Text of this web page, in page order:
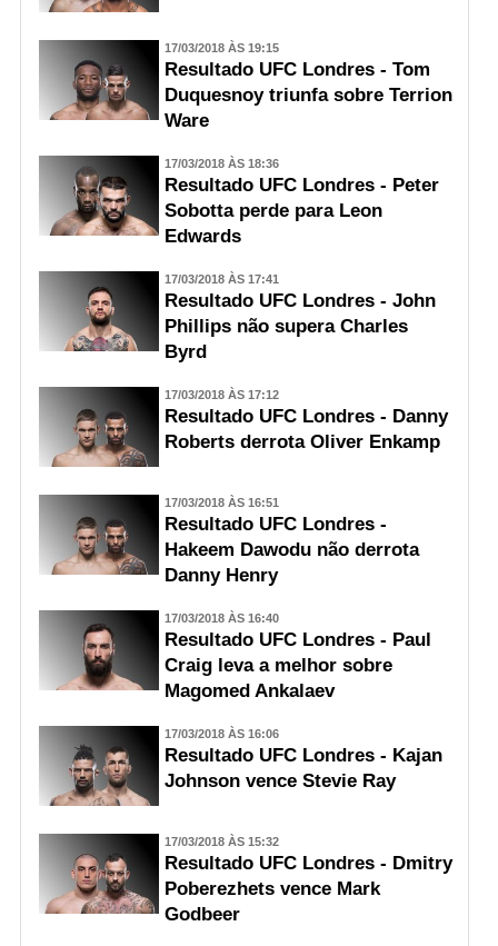
17/03/2018 ÀS 19:15
Resultado UFC Londres - Tom
Duquesnoy triunfa sobre Terrion
Ware
17/03/2018 ÀS 18:36
Resultado UFC Londres - Peter
Sobotta perde para Leon
Edwards
17/03/2018 ÀS 17:41
Resultado UFC Londres - John
Phillips não supera Charles
Byrd
17/03/2018 ÀS 17:12
Resultado UFC Londres - Danny
Roberts derrota Oliver Enkamp
17/03/2018 ÀS 16:51
Resultado UFC Londres -
Hakeem Dawodu não derrota
Danny Henry
17/03/2018 ÀS 16:40
Resultado UFC Londres - Paul
Craig leva a melhor sobre
Magomed Ankalaev
17/03/2018 ÀS 16:06
Resultado UFC Londres - Kajan
Johnson vence Stevie Ray
17/03/2018 ÀS 15:32
Resultado UFC Londres - Dmitry
Poberezhets vence Mark
Godbeer